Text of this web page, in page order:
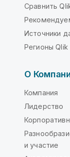
Сравнить
Источники
Регионы Qlik
О
Компания
Лидерство
и участие